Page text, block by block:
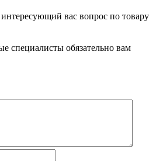
вас вопрос по товару
специалисты обязательно вам